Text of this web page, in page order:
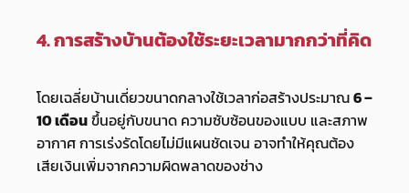
4. การสร้างบ้านต้องใช้ระยะเวลามากกว่าที่คิด
โดยเฉลี่ยบ้านเดี่ยวขนาดกลางใช้เวลาก่อสร้างประมาณ6 –
10 เดือนขึ้นอยู่กับขนาด ความซับซ้อนของแบบ และสภาพ
อากาศ การเร่งรัดโดยไม่มีแผนชัดเจน อาจทำให้คุณต้อง
เสียเงินเพิ่มจากความผิดพลาดของช่าง